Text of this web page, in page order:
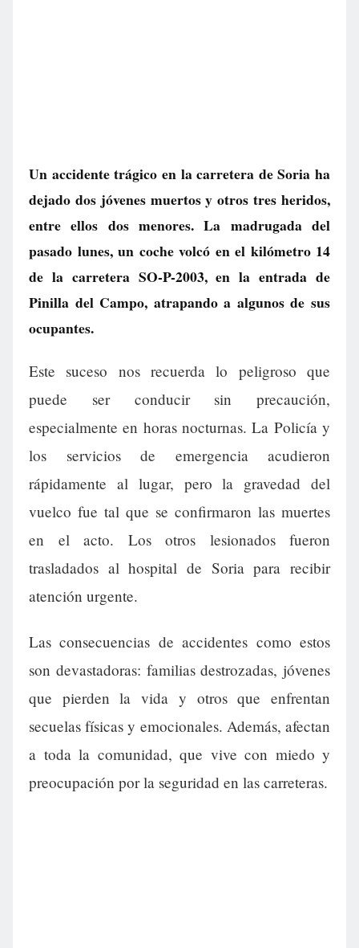
Un accidente trágico en la carretera de Soria ha
dejado dos jóvenes muertos y otros tres heridos,
entre ellos dos menores. La madrugada del
pasado lunes, un coche volcó en el kilómetro 14
de la carretera SO-P-2003, en la entrada de
Pinilla del Campo, atrapando a algunos de sus
ocupantes.
Este suceso nos recuerda lo peligroso que
puede ser conducir sin precaución,
especialmente en horas nocturnas. La Policía y
los servicios de emergencia acudieron
rápidamente al lugar, pero la gravedad del
vuelco fue tal que se confirmaron las muertes
en el acto. Los otros lesionados fueron
trasladados al hospital de Soria para recibir
atención urgente.
Las consecuencias de accidentes como estos
son devastadoras: familias destrozadas, jóvenes
que pierden la vida y otros que enfrentan
secuelas físicas y emocionales. Además, afectan
a toda la comunidad, que vive con miedo y
preocupación por la seguridad en las carreteras.